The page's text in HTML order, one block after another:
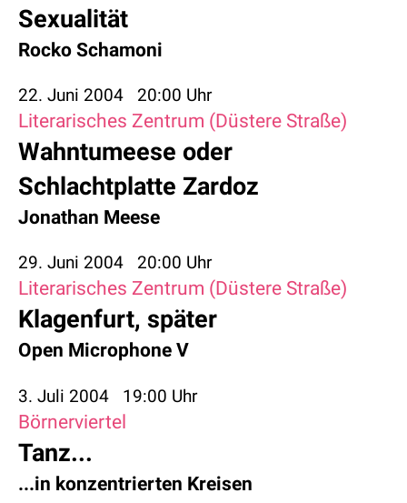
Sexualität
Rocko Schamoni
22. Juni 2004 20:00 Uhr
Literarisches Zentrum (Düstere Straße)
Wahntumeese oder
Schlachtplatte Zardoz
Jonathan Meese
29. Juni 2004 20:00 Uhr
Literarisches Zentrum (Düstere Straße)
Klagenfurt, später
Open Microphone V
3. Juli 2004 19:00 Uhr
Börnerviertel
Tanz...
...in konzentrierten Kreisen